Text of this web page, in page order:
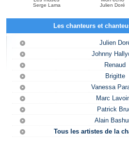
Serge Lama Julien Doré
Les chanteurs et
Julien
Johnny
Renaud
Brigitte
Vanessa
Marc
Patrick
Alain
Tous les artistes de la